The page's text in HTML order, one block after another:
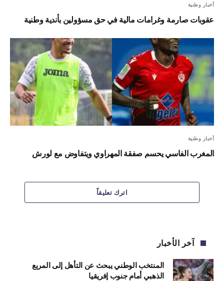
أخبار وطنية
عقوبات صارمة وغرامات مالية في حق مسؤولين بأندية وطنية
أخبار وطنية
المغرب الفاسي يحسم صفقة المهراوي ويتفاوض مع لورش
اترك تعليقاً
آخر الأخبار
المنتخب الوطني يبحث عن التأهل إلى المربع
الذهبي أمام جنوب إفريقيا